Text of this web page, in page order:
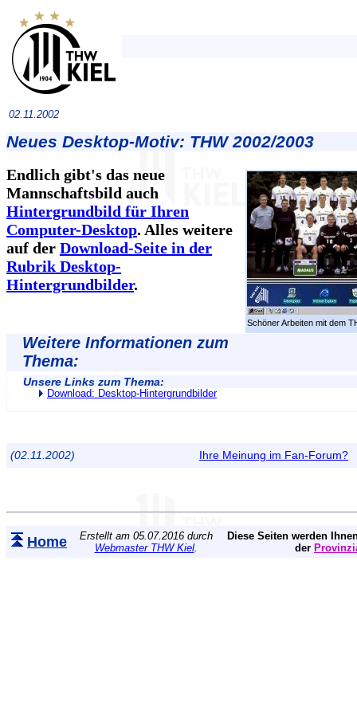
02.11.2002
Neues Desktop-Motiv: THW 2002/2003
Schöner Arbeiten mit dem
Endlich gibt's das neue
Mannschaftsbild auch
Hintergrundbild für Ihren
Computer-Desktop. Alles weitere
auf der Download-Seite in der
Rubrik Desktop-
Hintergrundbilder.
Weitere Informationen zum
Thema:
Unsere Links zum Thema:
Download: Desktop-Hintergrundbilder
(02.11.2002) Ihre Meinung im Fan-Forum?
Home
Erstellt am 05.07.2016 durch
Webmaster THW Kiel.
Diese Seiten werden
der